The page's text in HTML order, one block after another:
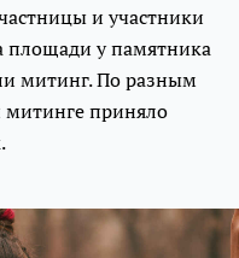
и участники
у памятника
митинг. По разным
митинге приняло